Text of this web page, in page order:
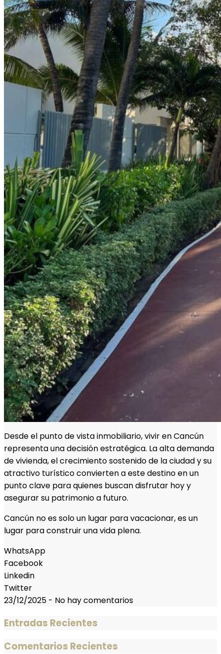
Desde el punto de vista inmobiliario, vivir en Cancún
representa una decisión estratégica. La alta demanda
de vivienda, el crecimiento sostenido de la ciudad y su
atractivo turístico convierten a este destino en un
punto clave para quienes buscan disfrutar hoy y
asegurar su patrimonio a futuro.
Cancún no es solo un lugar para vacacionar, es un
lugar para construir una vida plena.
WhatsApp
Facebook
Linkedin
Twitter
23/12/2025 - No hay comentarios
Entradas Recientes
Comentarios Recientes